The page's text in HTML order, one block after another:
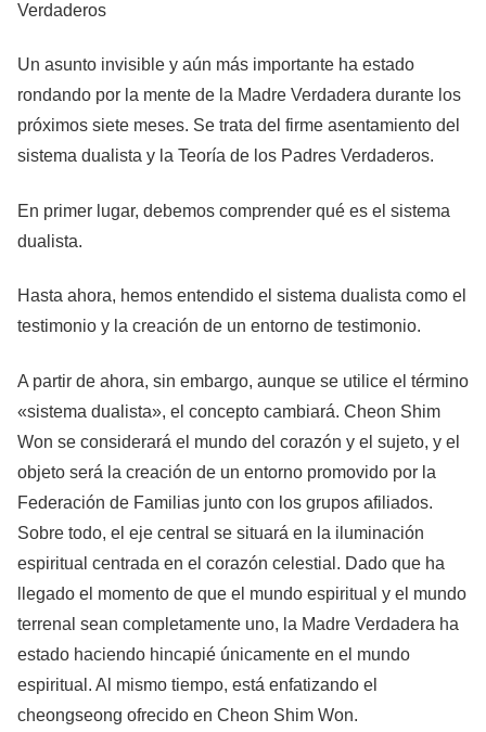
Verdaderos
Un asunto invisible y aún más importante ha estado
rondando por la mente de la Madre Verdadera durante los
próximos siete meses. Se trata del firme asentamiento del
sistema dualista y la Teoría de los Padres Verdaderos.
En primer lugar, debemos comprender qué es el sistema
dualista.
Hasta ahora, hemos entendido el sistema dualista como el
testimonio y la creación de un entorno de testimonio.
A partir de ahora, sin embargo, aunque se utilice el término
«sistema dualista», el concepto cambiará. Cheon Shim
Won se considerará el mundo del corazón y el sujeto, y el
objeto será la creación de un entorno promovido por la
Federación de Familias junto con los grupos afiliados.
Sobre todo, el eje central se situará en la iluminación
espiritual centrada en el corazón celestial. Dado que ha
llegado el momento de que el mundo espiritual y el mundo
terrenal sean completamente uno, la Madre Verdadera ha
estado haciendo hincapié únicamente en el mundo
espiritual. Al mismo tiempo, está enfatizando el
cheongseong ofrecido en Cheon Shim Won.